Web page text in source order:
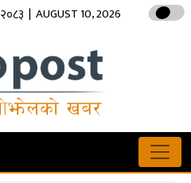
२०८३ | AUGUST 10, 2026